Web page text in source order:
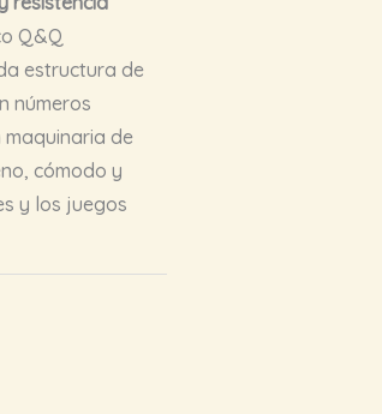
Q&Q
estructura de
números
maquinaria de
cómodo y
y los juegos